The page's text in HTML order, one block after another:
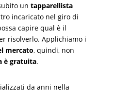
un tapparellista
incaricato nel giro di
capire qual è il
risolverlo. Applichiamo i
mercato, quindi, non
è gratuita.
da anni nella